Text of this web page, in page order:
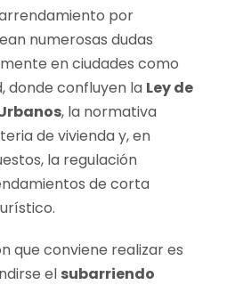
por
numerosas dudas
en ciudades como
donde confluyen la Ley de
, la normativa
de vivienda y, en
la regulación
de corta
que conviene realizar es
el subarriendo